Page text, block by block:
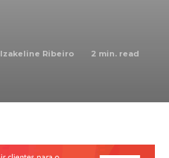
Izakeline Ribeiro 2 min. read